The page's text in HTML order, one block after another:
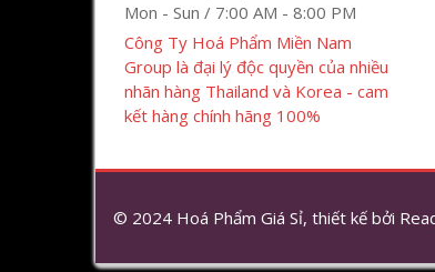
Mon - Sun / 7:00 AM - 8:00 PM
Công Ty Hoá Phẩm Miền Nam
Group là đại lý độc quyền của nhiều
nhãn hàng Thailand và Korea - cam
kết hàng chính hãng 100%
© 2024 Hoá Phẩm Giá Sỉ, thiết kế bởi